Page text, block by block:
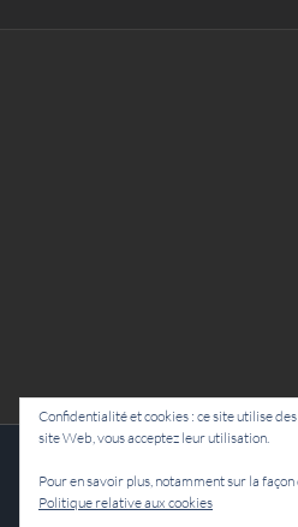
Confidentialité et cookies : ce site utilise
site Web, vous acceptez leur utilisation.
Pour en savoir plus, notamment sur la
Politique relative aux cookies